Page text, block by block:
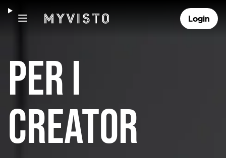
Login
Per i
creator